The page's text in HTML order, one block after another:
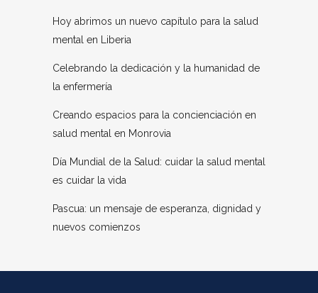
Hoy abrimos un nuevo capítulo para la salud
mental en Liberia
Celebrando la dedicación y la humanidad de
la enfermería
Creando espacios para la concienciación en
salud mental en Monrovia
Día Mundial de la Salud: cuidar la salud mental
es cuidar la vida
Pascua: un mensaje de esperanza, dignidad y
nuevos comienzos